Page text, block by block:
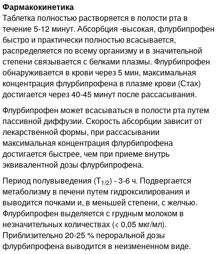
Фармакокинетика
Таблетка полностью растворяется в полости рта в
течение 5-12 минут. Абсорбция -высокая, флурбипрофен
быстро и практически полностью всасывается,
распределяется по всему организму и в значительной
степени связывается с белками плазмы. Флурбипрофен
обнаруживается в крови через 5 мин, максимальная
концентрация флурбипрофена в плазме крови (Стах)
достигается через 40-45 минут после рассасывания.
Флурбипрофен может всасываться в полости рта путем
пассивной диффузии. Скорость абсорбции зависит от
лекарственной формы, при рассасывании
максимальная концентрация флурбипрофена
достигается быстрее, чем при приеме внутрь
эквивалентной дозы флурбипрофена.
Период полувыведения (Т1/2) - 3-6 ч. Подвергается
метаболизму в печени путем гидроксилирования и
выводится почками и, в меньшей степени, с желчью.
Флурбипрофен выделяется с грудным молоком в
незначительных количествах (< 0,05 мкг/мл).
Приблизительно 20-25 % пероральной дозы
флурбипрофена выводится в неизмененном виде.